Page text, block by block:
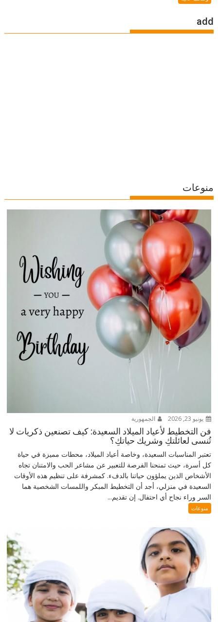
add
منوعات
يونيو 23, 2026 الجمهورية
فن التخطيط لأعياد الميلاد السعيدة: كيف تصنعين ذكريات لا
تُنسى لعائلتكِ وشريك حياتكِ؟
تعتبر المناسبات السعيدة، وخاصة أعياد الميلاد، محطات مميزة في حياة
كل أسرة، حيث تمنحنا الفرصة للتعبير عن مشاعر الحب والامتنان تجاه
الأشخاص الذين يملؤون حياتنا بالدفء. كمشرفة على تنظيم هذه الأوقات
السعيدة في منزلي، أجد أن التخطيط المبكر واللمسات الشخصية هما
السر وراء نجاح أي احتفال. إن تقديم...
منوعات